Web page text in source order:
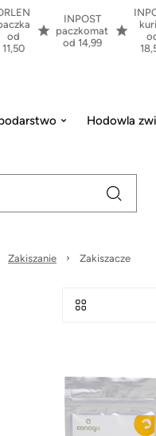
od
11,50
INPOST
paczkomat
od 14,99
Hodowla
Zakiszanie Zakiszacze